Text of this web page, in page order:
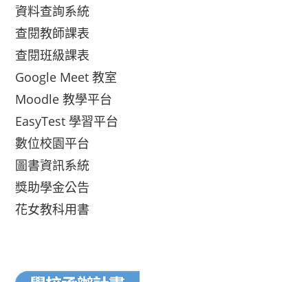
資料查詢系統
查閱教師課表
查閱班級課表
Google Meet 教室
Moodle 教學平台
EasyTest 學習平台
數位校園平台
圖書資訊系統
獎助學金公告
花女教科用書